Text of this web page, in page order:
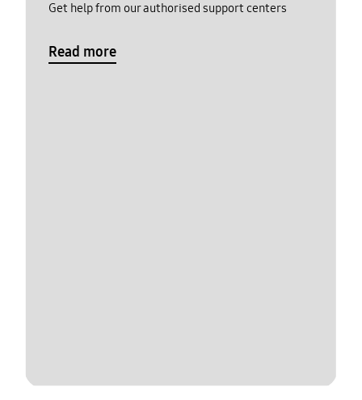
Get help from our authorised support centers
Read more